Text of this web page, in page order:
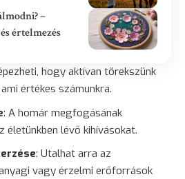
–
értelmezés
hogy aktívan törekszünk
értékes számunkra.
: A homár megfogásának
életünkben lévő kihívásokat.
: Utalhat arra az
vagy érzelmi erőforrások